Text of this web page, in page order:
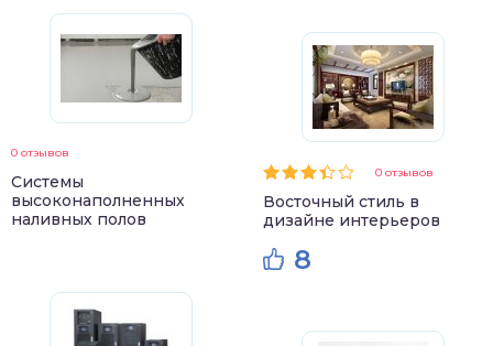
0 отзывов
Системы
высоконаполненных
наливных полов
0 отзывов
Восточный стиль в
дизайне интерьеров
8